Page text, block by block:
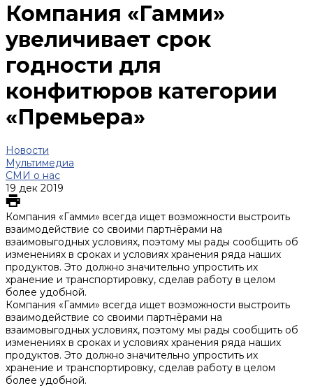
Компания «Гамми»
увеличивает срок
годности для
конфитюров категории
«Премьера»
Новости
Мультимедиа
СМИ о нас
19 дек 2019
Компания «Гамми» всегда ищет возможности выстроить
взаимодействие со своими партнёрами на
взаимовыгодных условиях, поэтому мы рады сообщить об
изменениях в сроках и условиях хранения ряда наших
продуктов. Это должно значительно упростить их
хранение и транспортировку, сделав работу в целом
более удобной.
Компания «Гамми» всегда ищет возможности выстроить
взаимодействие со своими партнёрами на
взаимовыгодных условиях, поэтому мы рады сообщить об
изменениях в сроках и условиях хранения ряда наших
продуктов. Это должно значительно упростить их
хранение и транспортировку, сделав работу в целом
более удобной.